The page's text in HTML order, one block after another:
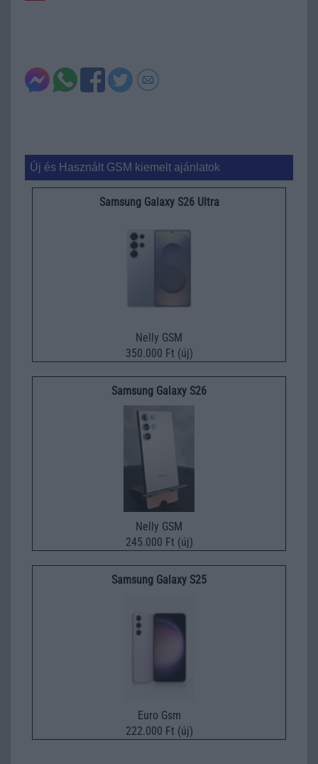
Új és Használt GSM kiemelt ajánlatok
Samsung Galaxy S26 Ultra
Nelly GSM
350.000 Ft (új)
Samsung Galaxy S26
Nelly GSM
245.000 Ft (új)
Samsung Galaxy S25
Euro Gsm
222.000 Ft (új)